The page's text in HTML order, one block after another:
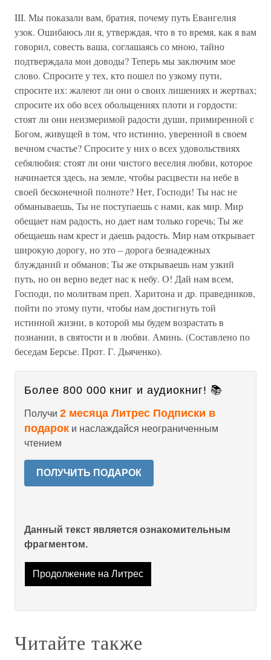
III. Мы показали вам, братия, почему путь Евангелия
узок. Ошибаюсь ли я, утверждая, что в то время, как я вам
говорил, совесть ваша, соглашаясь со мною, тайно
подтверждала мои доводы? Теперь мы заключим мое
слово. Спросите у тех, кто пошел по узкому пути,
спросите их: жалеют ли они о своих лишениях и жертвах;
спросите их обо всех обольщениях плоти и гордости:
стоят ли они неизмеримой радости души, примиренной с
Богом, живущей в том, что истинно, уверенной в своем
вечном счастье? Спросите у них о всех удовольствиях
себялюбия: стоят ли они чистого веселия любви, которое
начинается здесь, на земле, чтобы расцвести на небе в
своей бесконечной полноте? Нет, Господи! Ты нас не
обманываешь, Ты не поступаешь с нами, как мир. Мир
обещает нам радость, но дает нам только горечь; Ты же
обещаешь нам крест и даешь радость. Мир нам открывает
широкую дорогу, но это – дорога безнадежных
блужданий и обманов; Ты же открываешь нам узкий
путь, но он верно ведет нас к небу. О! Дай нам всем,
Господи, по молитвам преп. Харитона и др. праведников,
пойти по этому пути, чтобы нам достигнуть той
истинной жизни, в которой мы будем возрастать в
познании, в святости и в любви. Аминь. (Составлено по
беседам Берсье. Прот. Г. Дьяченко).
Более 800 000 книг и аудиокниг! 📚
Получи 2 месяца Литрес Подписки в
подарок и наслаждайся неограниченным
чтением
ПОЛУЧИТЬ ПОДАРОК
Данный текст является ознакомительным
фрагментом.
Продолжение на Литрес
Читайте также